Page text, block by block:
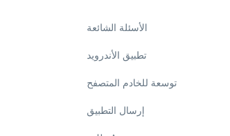
الأسئلة الشائعة
تطبيق الأندرويد
توسعة للخادم المتصفح
إرسال التطبيق